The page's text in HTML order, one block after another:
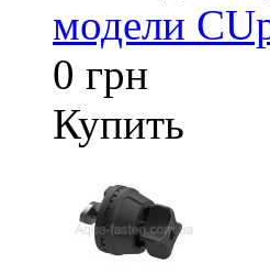
модели
0 грн
Купить